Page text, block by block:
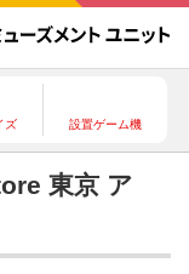
ズ 設置ゲーム機
東京 ア